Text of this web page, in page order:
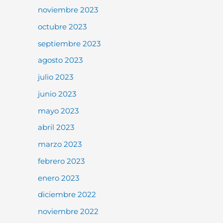
noviembre 2023
octubre 2023
septiembre 2023
agosto 2023
julio 2023
junio 2023
mayo 2023
abril 2023
marzo 2023
febrero 2023
enero 2023
diciembre 2022
noviembre 2022